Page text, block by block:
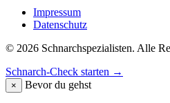
Impressum
Datenschutz
© 2026 Schnarchspezialisten. Alle
Schnarch-Check starten →
× Bevor du gehst